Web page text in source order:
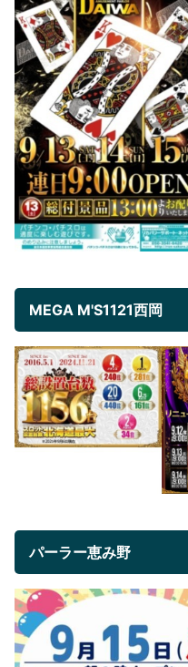
MEGA M'S1121西岡
パーラー恵み野